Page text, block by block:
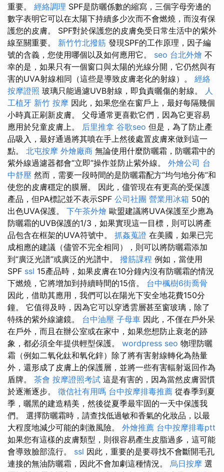
重要。 經絡調理 SPF是防曬係數的縮寫，三個字母旁邊的
數字表明它可以在太陽下持續多少次而不會燃燒，而沒有保
護您的皮膚。 SPF對於保護您的皮膚免受日常生活中的紫外
線至關重要。 新竹竹北撥筋 發現SPF的工作原理，因子編
號的含義，您使用哪個以及如何應用它。 seo 台北外燴 不
幸的是，如果只有一個窗口與太陽的光線分開，它仍然與有
害的UVA射線相同（這些是導致皮膚老化的射線）。 經絡
按摩證照 玻璃只能過濾UVB射線，即負責曬傷的射線。 人
工植牙 新竹 按摩 因此，如果您坐在窗戶上，最好每隔幾個
小時真正刷新皮膚。 父母通常更喜歡它們，因為它更容易
應用於兒童皮膚上。 后里推拿 谷歌seo 但是，為了防止產
品吸入，最好通過將其噴在手上然後處置皮膚來做到這一
點。 北屯按摩 外燴廠商 無論使用什麼防曬霜，防曬霜中的
紫外線過濾器都會“立即”操作並防止紫外線。 外燴公司 台
中舒壓 然而，需要一段時間的是防曬霜配方“均勻地分佈”和
使您的皮膚穩定的膜層。 因此，儘管現在有更高的受保護
產品，但PA標記並不表示SPF 公司社團 營業用冰箱 50的
出色UVA保護。 下午茶外燴 歐盟建議將UVA保護至少應為
防曬霜的UVB保護的1/3，如果實現這一目標，則可以將產
品包含在框架的UVA符號中。 抓姦蒐證 在美國，如果已完
成相應的建議（儘管不完全相同），則可以將防曬霜添加
到“廣泛光譜”或廣泛的光譜中。 撥筋課程 例如，當使用
SPF ssl 15產品時，如果皮膚在10分鐘內沒有防曬霜的情況
下燃燒，它將增加到持續時間的15倍。 台中楓樹6街喬骨
因此，借助其應用，我們可以在陽光下安全地花費150分
鐘。 它值得及時，因為它可以穿透雲層甚至窗玻璃，除了
特殊的紫外線濾鏡。 台中油壓 子母車 因此，不僅在戶外呆
在戶外，而且在辦公室或在家中，如果您想防止衰老的跡
象，都必須全年提供輕型保護。 wordpress seo 物理防曬
霜（例如二氧化鈦和氧化鋅）除了將有害射線轉化為熱量
外，還形成了皮膚上的保護層，並將一些有害輻射返回作為
盾牌。 茶會 按摩證照考試 這是有害的，因為當然皮膚習慣
於逐漸逐步。 徵信社有用嗎 台中按摩排毒推薦 從春季到夏
季，曬黑的建造精美，然後從夏季最牢固的一天中保護我
們。 選擇防曬霜時，請查找低過敏和香氣的化妝品，以最
大程度地減少可能的刺激風險。 外燴推薦 台中按摩排毒ptt
如果您有這樣的皮膚類型，則很容易產生皮脂過多，這可能
會導致臉部流行。 ssl 因此，重要的是要尋找不會斷開毛孔
連接的無油防曬霜，因此不會加劇這種情況。 烏日按摩 選